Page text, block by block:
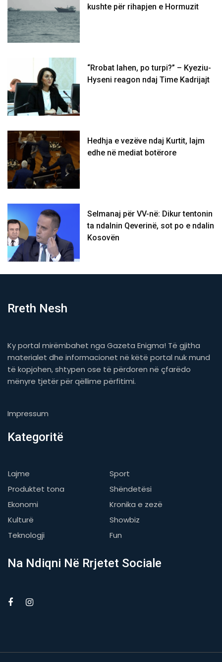
kushte për rihapjen e Hormuzit
“Rrobat lahen, po turpi?” – Kyeziu-
Hyseni reagon ndaj Time Kadrijajt
Hedhja e vezëve ndaj Kurtit, lajm
edhe në mediat botërore
Selmanaj për VV-në: Dikur tentonin
ta ndalnin Qeverinë, sot po e ndalin
Kosovën
Rreth Nesh
Ky portal mirëmbahet nga Gazeta Enigma! Të gjitha
materialet dhe informacionet në këtë portal nuk mund
të kopjohen, shtypen ose të përdoren në çfarëdo
mënyre tjetër për qëllime përfitimi.
Impressum
Kategoritë
Lajme
Sport
Produktet tona
Shëndetësi
Ekonomi
Kronika e zezë
Kulturë
Showbiz
Teknologji
Fun
Na Ndiqni Në Rrjetet Sociale